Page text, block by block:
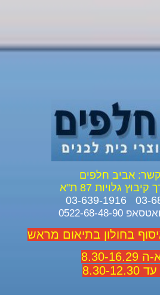
קשר: אביב חלפים
קיבוץ גלויות 87 ת"א
68-48-90
בחולון בתיאום מראש
16.29
12.30